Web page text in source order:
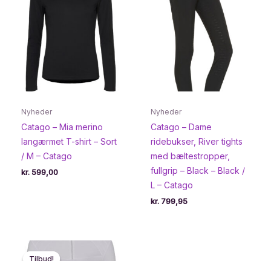
Nyheder
Catago – Mia merino
langærmet T-shirt – Sort
/ M – Catago
kr. 599,00
Nyheder
Catago – Dame
ridebukser, River tights
med bæltestropper,
fullgrip – Black – Black /
L – Catago
kr. 799,95
Tilbud!
Tilbud!